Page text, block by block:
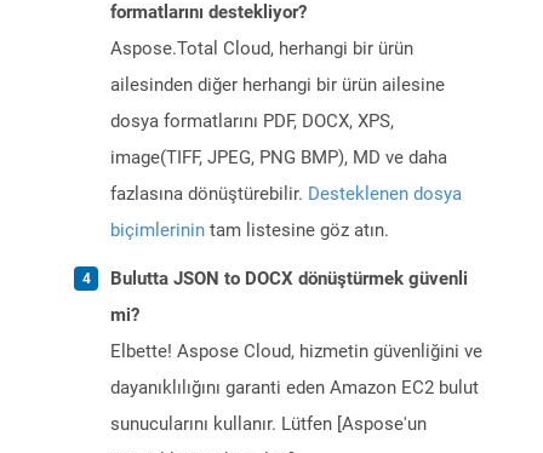
formatlarını destekliyor?
Aspose.Total Cloud, herhangi bir ürün
ailesinden diğer herhangi bir ürün ailesine
dosya formatlarını PDF, DOCX, XPS,
image(TIFF, JPEG, PNG BMP), MD ve daha
fazlasına dönüştürebilir. Desteklenen dosya
biçimlerinin tam listesine göz atın.
Bulutta JSON to DOCX dönüştürmek güvenli
mi?
Elbette! Aspose Cloud, hizmetin güvenliğini ve
dayanıklılığını garanti eden Amazon EC2 bulut
sunucularını kullanır. Lütfen [Aspose'un